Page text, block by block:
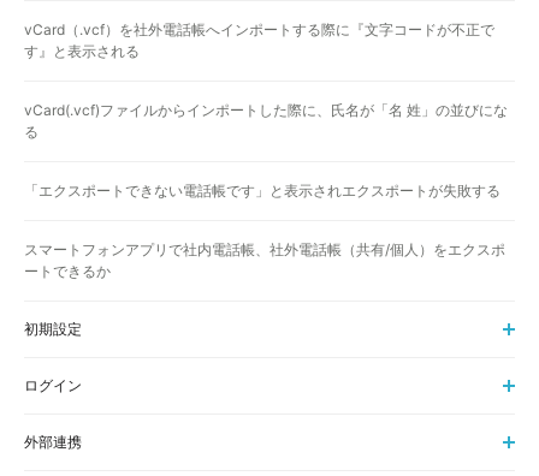
vCard（.vcf）を社外電話帳へインポートする際に『文字コードが不正で
す』と表示される
vCard(.vcf)ファイルからインポートした際に、氏名が「名 姓」の並びにな
る
「エクスポートできない電話帳です」と表示されエクスポートが失敗する
スマートフォンアプリで社内電話帳、社外電話帳（共有/個人）をエクスポ
ートできるか
初期設定
ログイン
外部連携